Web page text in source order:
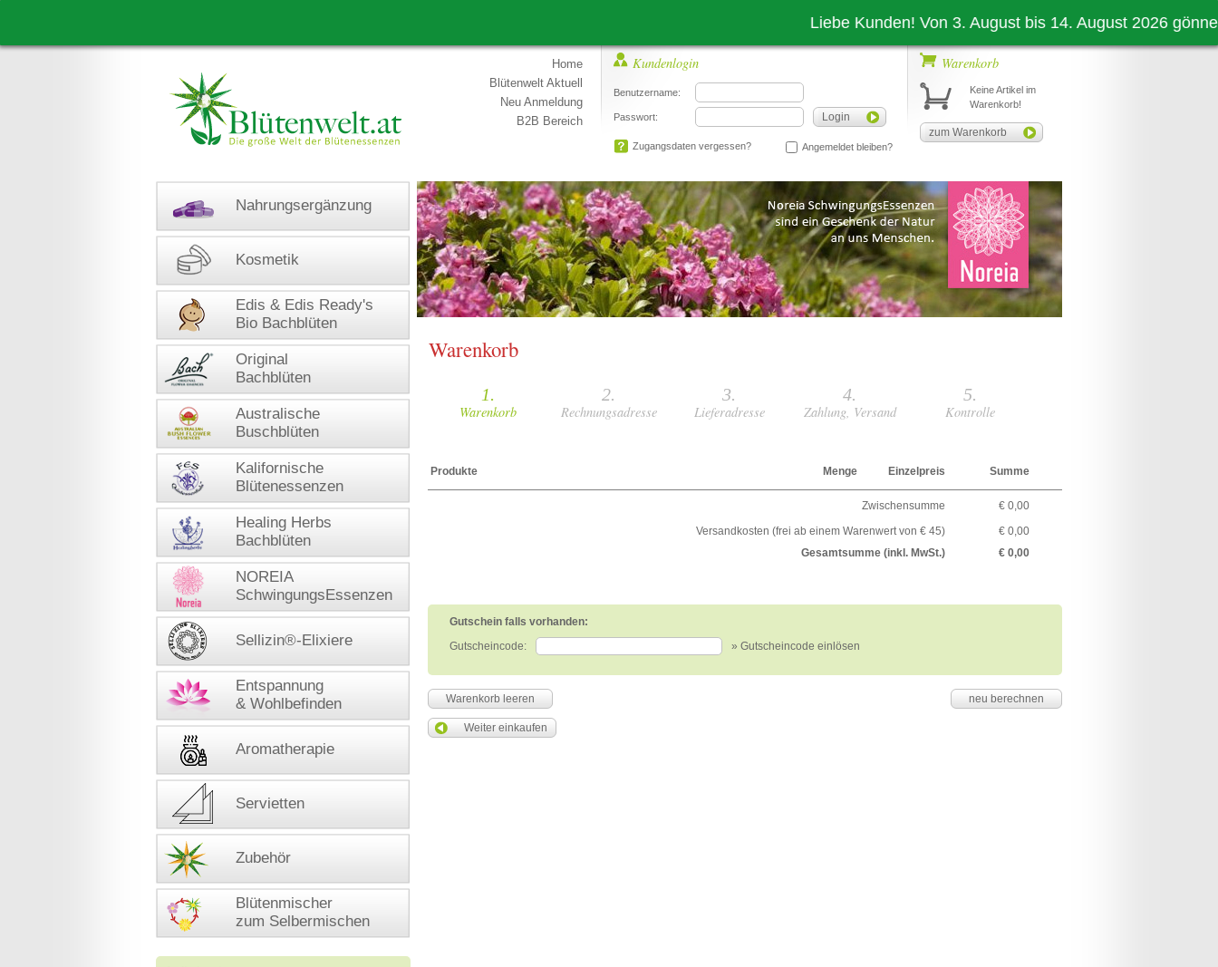
Liebe Kunden! Von 3. August bis 14. August 2026 gönnen
Home
Blütenwelt Aktuell
Neu Anmeldung
B2B Bereich
Kundenlogin
Benutzername:
Passwort: Login
Zugangsdaten vergessen? Angemeldet bleiben?
Warenkorb
Keine Artikel im
Warenkorb!
zum Warenkorb
Nahrungsergänzung
Kosmetik
Edis & Edis Ready's
Bio Bachblüten
Original
Bachblüten
Australische
Buschblüten
Kalifornische
Blütenessenzen
Healing Herbs
Bachblüten
NOREIA
SchwingungsEssenzen
Sellizin®-Elixiere
Entspannung
& Wohlbefinden
Aromatherapie
Servietten
Zubehör
Blütenmischer
zum Selbermischen
Warenkorb
1.
Warenkorb
2.
Rechnungsadresse
3.
Lieferadresse
4.
Zahlung, Versand
5.
Kontrolle
Produkte Menge Einzelpreis Summe
Zwischensumme
Versandkosten (frei ab einem Warenwert von € 45)
€ 0,00
€ 0,00
Gesamtsumme (inkl. MwSt.)
€ 0,00
Gutschein falls vorhanden:
Gutscheincode:
» Gutscheincode einlösen
Warenkorb leeren neu berechnen
Weiter einkaufen